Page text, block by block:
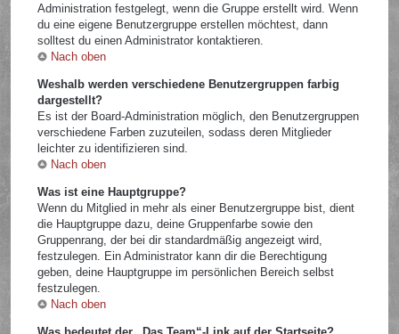
Administration festgelegt, wenn die Gruppe erstellt wird. Wenn
du eine eigene Benutzergruppe erstellen möchtest, dann
solltest du einen Administrator kontaktieren.
Nach oben
Weshalb werden verschiedene Benutzergruppen farbig
dargestellt?
Es ist der Board-Administration möglich, den Benutzergruppen
verschiedene Farben zuzuteilen, sodass deren Mitglieder
leichter zu identifizieren sind.
Nach oben
Was ist eine Hauptgruppe?
Wenn du Mitglied in mehr als einer Benutzergruppe bist, dient
die Hauptgruppe dazu, deine Gruppenfarbe sowie den
Gruppenrang, der bei dir standardmäßig angezeigt wird,
festzulegen. Ein Administrator kann dir die Berechtigung
geben, deine Hauptgruppe im persönlichen Bereich selbst
festzulegen.
Nach oben